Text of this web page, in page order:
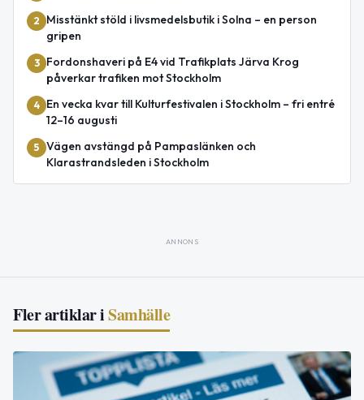
2
Misstänkt stöld i livsmedelsbutik i Solna – en person
gripen
3
Fordonshaveri på E4 vid Trafikplats Järva Krog
påverkar trafiken mot Stockholm
4
En vecka kvar till Kulturfestivalen i Stockholm – fri entré
12–16 augusti
5 Vägen avstängd på Pampaslänken och
Klarastrandsleden i Stockholm
ANNONS
Fler artiklar iSamhälle